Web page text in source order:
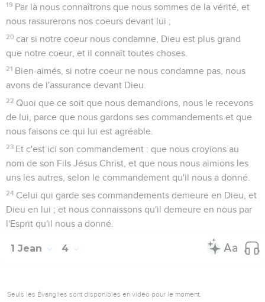
19 Par là nous connaîtrons que nous sommes de la vérité, et
nous rassurerons nos coeurs devant lui ;
20 car si notre coeur nous condamne, Dieu est plus grand
que notre coeur, et il connaît toutes choses.
21 Bien-aimés, si notre coeur ne nous condamne pas, nous
avons de l'assurance devant Dieu.
22 Quoi que ce soit que nous demandions, nous le recevons
de lui, parce que nous gardons ses commandements et que
nous faisons ce qui lui est agréable.
23 Et c'est ici son commandement : que nous croyions au
nom de son Fils Jésus Christ, et que nous nous aimions les
uns les autres, selon le commandement qu'il nous a donné.
24 Celui qui garde ses commandements demeure en Dieu, et
Dieu en lui ; et nous connaissons qu'il demeure en nous par
l'Esprit qu'il nous a donné.
1 Jean 4
Seuls les Évangiles sont disponibles en vidéo pour le moment.